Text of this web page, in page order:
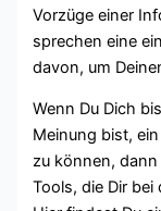
Vorzüge einer
sprechen eine
davon, um
Wenn Du Dich
Meinung bist,
zu können,
Tools, die Dir